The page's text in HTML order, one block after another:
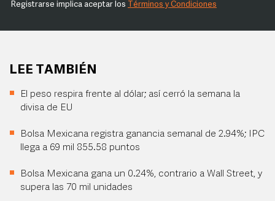
Registrarse implica aceptar los Términos y Condiciones
LEE TAMBIÉN
El peso respira frente al dólar; así cerró la semana la
divisa de EU
Bolsa Mexicana registra ganancia semanal de 2.94%; IPC
llega a 69 mil 855.58 puntos
Bolsa Mexicana gana un 0.24%, contrario a Wall Street, y
supera las 70 mil unidades